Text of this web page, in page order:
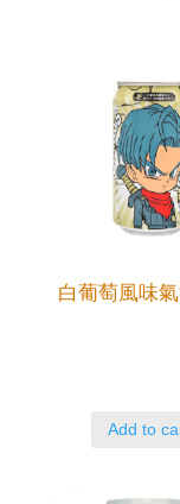
白葡萄風味
Add to